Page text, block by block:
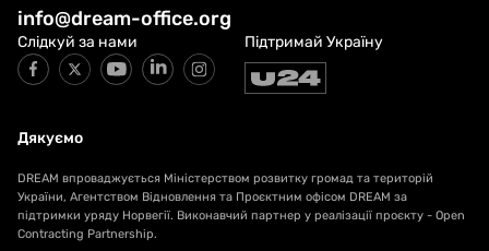
info@dream-office.org
Слідкуй за нами Підтримай Україну
Дякуємо
DREAM впроваджується Міністерством розвитку громад та територій
України, Агентством Відновлення та Проєктним офісом DREAM за
підтримки уряду Норвегії. Виконавчий партнер у реалізації проєкту - Open
Contracting Partnership.